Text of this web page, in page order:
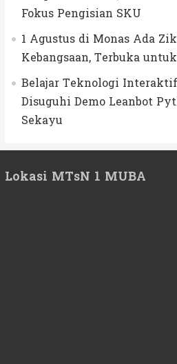
Fokus Pengisian SKU
1 Agustus di Monas Ada
Kebangsaan, Terbuka
Belajar Teknologi
Disuguhi Demo Leanbot
Sekayu
Lokasi MTsN 1 MUBA